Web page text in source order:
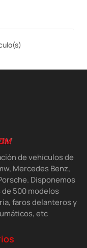
de vehículos de
Mercedes Benz,
Disponemos
500 modelos
faros delanteros y
etc